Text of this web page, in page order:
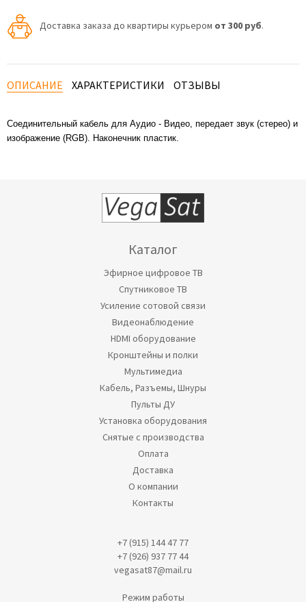
Доставка заказа до квартиры курьером от 300 руб.
ОПИСАНИЕ ХАРАКТЕРИСТИКИ ОТЗЫВЫ
Соединительный кабель для Аудио - Видео, передает звук (стерео) и
изображение (RGB). Наконечник пластик.
Каталог
Эфирное цифровое ТВ
Спутниковое ТВ
Усиление сотовой связи
Видеонаблюдение
HDMI оборудование
Кронштейны и полки
Мультимедиа
Кабель, Разъемы, Шнуры
Пульты ДУ
Установка оборудования
Снятые с производства
Оплата
Доставка
О компании
Контакты
+7 (915) 144 47 77
+7 (926) 937 77 44
vegasat87@mail.ru
Режим работы